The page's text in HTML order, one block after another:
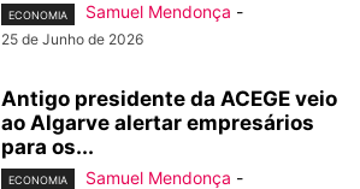
ECONOMIA Samuel Mendonça -
25 de Junho de 2026
Antigo presidente da ACEGE veio
ao Algarve alertar empresários
para os...
ECONOMIA Samuel Mendonça -